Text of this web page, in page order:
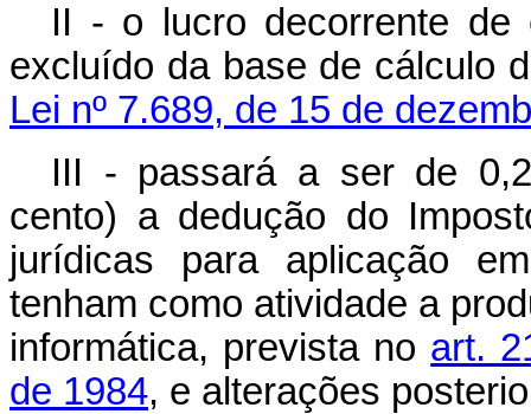
II - o lucro decorrente de
excluído da base de cálculo
Lei nº 7.689, de 15 de
III - passará a ser de
cento) a dedução do
jurídicas para aplicação
tenham como atividade a
informática, prevista no art.
de 1984, e alterações